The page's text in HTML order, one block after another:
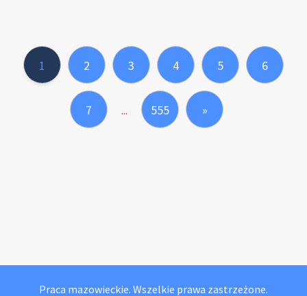
1 2 3 4 5 6
7 ... 555 »
Praca mazowieckie. Wszelkie prawa zastrzeżone.